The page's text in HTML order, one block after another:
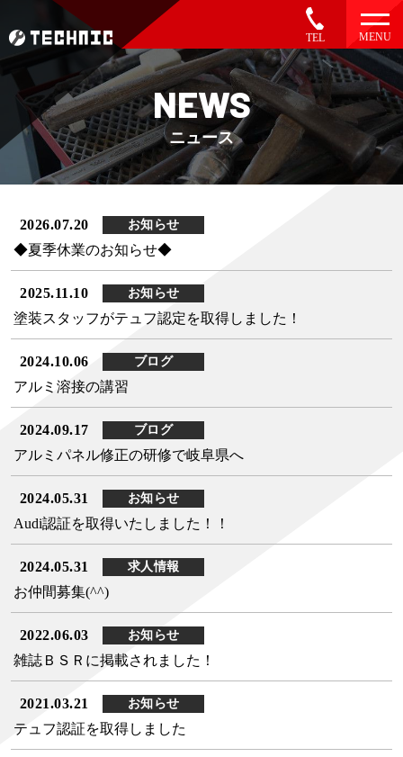
TEL MENU
NEWS
ニュース
2026.07.20 お知らせ
◆夏季休業のお知らせ◆
2025.11.10 お知らせ
塗装スタッフがテュフ認定を取得しました！
2024.10.06 ブログ
アルミ溶接の講習
2024.09.17 ブログ
アルミパネル修正の研修で岐阜県へ
2024.05.31 お知らせ
Audi認証を取得いたしました！！
2024.05.31 求人情報
お仲間募集(^^)
2022.06.03 お知らせ
雑誌ＢＳＲに掲載されました！
2021.03.21 お知らせ
テュフ認証を取得しました